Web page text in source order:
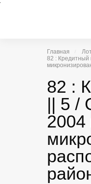
Главная
82 : Кредитный
82 :
|| 5 /
2004